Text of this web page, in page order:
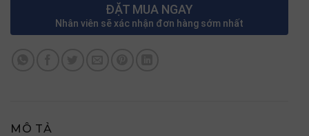
ĐẶT MUA NGAY
Nhân viên sẽ xác nhận đơn hàng sớm nhất
MÔ TẢ